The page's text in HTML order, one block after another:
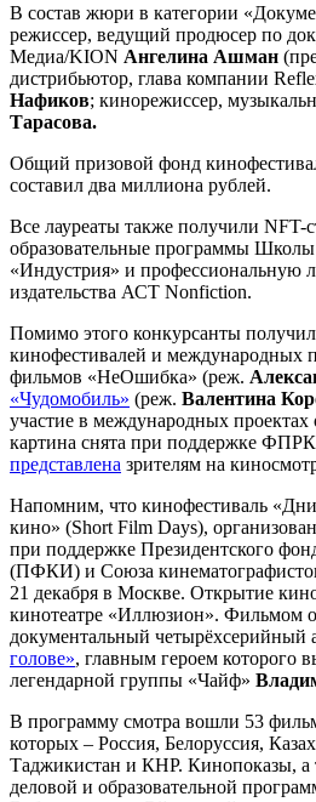
В состав жюри в категории
режиссер, ведущий продюсер по
Медиа/KION Ангелина Ашман
дистрибьютор, глава компании
Нафиков; кинорежиссер,
Тарасова.
Общий призовой фонд
составил два миллиона рублей.
Все лауреаты также получили NFT-
образовательные программы
«Индустрия» и профессиональную
издательства АСТ Nonfiction.
Помимо этого конкурсанты
кинофестивалей и международных
фильмов «НеОшибка» (реж.
«Чудомобиль» (реж. Валентина
участие в международных
картина снята при поддержке
представлена зрителям на
Напомним, что кинофестиваль
кино» (Short Film Days),
при поддержке Президентского
(ПФКИ) и Союза
21 декабря в Москве. Открытие
кинотеатре «Иллюзион». Фильмом
документальный четырёхсерийный
голове», главным героем которого
легендарной группы «Чайф»
В программу смотра вошли 53
которых – Россия, Белоруссия,
Таджикистан и КНР. Кинопоказы, а
деловой и образовательной